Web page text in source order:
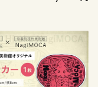
ィース メンズ 平子